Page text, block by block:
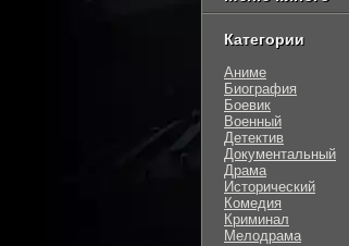
Категории
Аниме
Биография
Боевик
Военный
Детектив
Документальный
Драма
Исторический
Комедия
Криминал
Мелодрама